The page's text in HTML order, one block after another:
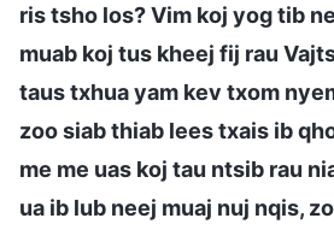
ris tsho los? Vim koj yog tib
muab koj tus kheej fij rau
taus txhua yam kev txom
zoo siab thiab lees txais ib
me me uas koj tau ntsib rau
ua ib lub neej muaj nuj nqis,